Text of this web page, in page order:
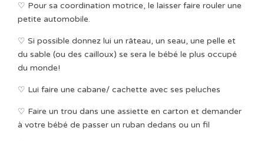
♡ Pour sa coordination motrice, le laisser faire rouler une
petite automobile.
♡ Si possible donnez lui un râteau, un seau, une pelle et
du sable (ou des cailloux) se sera le bébé le plus occupé
du monde!
♡ Lui faire une cabane/ cachette avec ses peluches
♡ Faire un trou dans une assiette en carton et demander
à votre bébé de passer un ruban dedans ou un fil